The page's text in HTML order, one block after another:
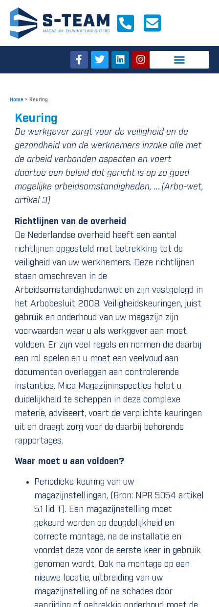
Home » Keuring
Keuring
De werkgever zorgt voor de veiligheid en de
gezondheid van de werknemers inzake alle met
de arbeid verbonden aspecten en voert
daartoe een beleid dat gericht is op zo goed
mogelijke arbeidsomstandigheden, ….(Arbo-wet,
artikel 3)
Richtlijnen van de overheid
De Nederlandse overheid heeft een aantal
richtlijnen opgesteld met betrekking tot de
veiligheid van uw werknemers. Deze richtlijnen
staan omschreven in de
Arbeidsomstandighedenwet en zijn vastgelegd in
het Arbobesluit 2008. Veiligheidskeuringen, juist
gebruik en onderhoud van uw magazijn zijn
voorwaarden waar u als werkgever aan moet
voldoen. Er zijn veel regels en normen die daarbij
een rol spelen en u moet een veelvoud aan
documenten overleggen aan controlerende
instanties. Mica Magazijninspecties helpt u
duidelijkheid te scheppen in deze complexe
materie, adviseert, voert de verplichte keuringen
uit en draagt zorg voor de daarbij behorende
rapportages.
Waar moet u aan voldoen?
Periodieke keuring van uw
magazijnstellingen, (Bron: NPR 5054 artikel
5.1 lid T). Een magazijnstelling moet
gekeurd worden op deugdelijkheid en
correcte montage, na de installatie en
voordat deze voor de eerste keer in gebruik
genomen wordt. Ook na montage op een
nieuwe locatie, uitbreiding van uw
magazijnstelling of na schades door